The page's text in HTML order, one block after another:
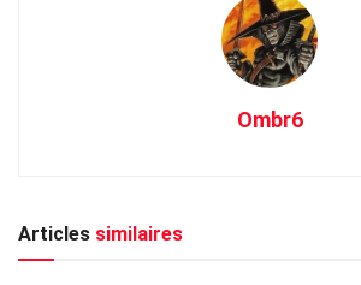
Ombr6
Articles similaires